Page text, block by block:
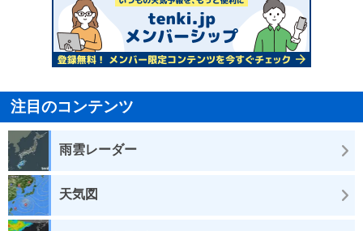
注目のコンテンツ
雨雲レーダー
天気図